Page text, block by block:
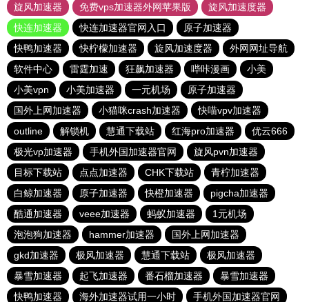
旋风加速器
免费vps加速器外网苹果版
旋风加速度器
快连加速器
快连加速器官网入口
原子加速器
快鸭加速器
快柠檬加速器 旋风加速度器
外网网址导航
软件中心
雷霆加速 狂飙加速器 哔咔漫画
小美
小美vpn
小美加速器 一元机场
原子加速器
国外上网加速器
小猫咪crash加速器
快喵vpv加速器
outline
解锁机 慧通下载站 红海pro加速器
优云666
极光vp加速器
手机外国加速器官网
旋风pvn加速器
目标下载站
点点加速器 CHK下载站
青柠加速器
白鲸加速器
原子加速器 快橙加速器
pigcha加速器
酷通加速器
veee加速器 蚂蚁加速器
1元机场
泡泡狗加速器
hammer加速器
国外上网加速器
gkd加速器
极风加速器 慧通下载站
极风加速器
暴雪加速器
起飞加速器 番石榴加速器
暴雪加速器
快鸭加速器
海外加速器试用一小时 手机外国加速器官网